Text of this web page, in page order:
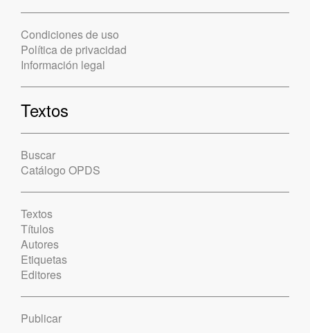
Condiciones de uso
Política de privacidad
Información legal
Textos
Buscar
Catálogo OPDS
Textos
Títulos
Autores
Etiquetas
Editores
Publicar